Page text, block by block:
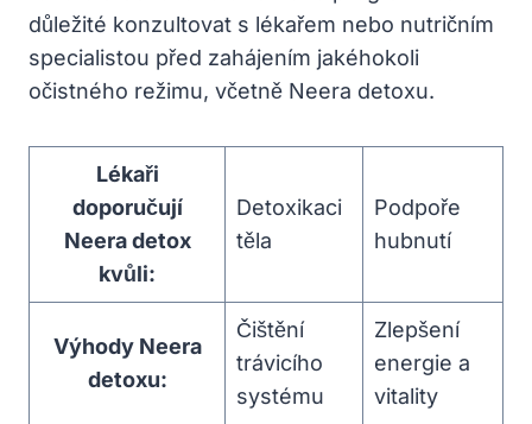
důležité konzultovat s lékařem nebo nutričním
specialistou před zahájením jakéhokoli
očistného režimu, včetně Neera detoxu.
Lékaři
doporučují
Neera detox
kvůli:
Detoxikaci
těla
Podpoře
hubnutí
Výhody Neera
detoxu:
Čištění
trávicího
systému
Zlepšení
energie a
vitality